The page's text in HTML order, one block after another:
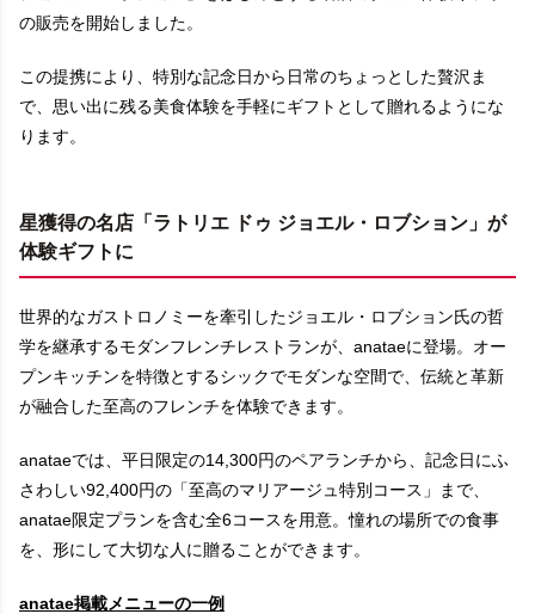
の販売を開始しました。
この提携により、特別な記念日から日常のちょっとした贅沢ま
で、思い出に残る美食体験を手軽にギフトとして贈れるようにな
ります。
星獲得の名店「ラトリエ ドゥ ジョエル・ロブション」が
体験ギフトに
世界的なガストロノミーを牽引したジョエル・ロブション氏の哲
学を継承するモダンフレンチレストランが、anataeに登場。オー
プンキッチンを特徴とするシックでモダンな空間で、伝統と革新
が融合した至高のフレンチを体験できます。
anataeでは、平日限定の14,300円のペアランチから、記念日にふ
さわしい92,400円の「至高のマリアージュ特別コース」まで、
anatae限定プランを含む全6コースを用意。憧れの場所での食事
を、形にして大切な人に贈ることができます。
anatae掲載メニューの一例